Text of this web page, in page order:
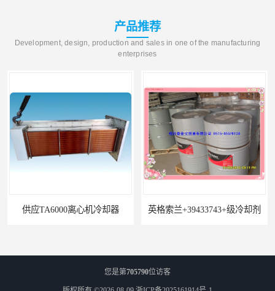
产品推荐
Development, design, production and sales in one of the manufacturing
enterprises
离心机冷却器 英格索兰+39433743+级冷却剂
您是第705790位访客